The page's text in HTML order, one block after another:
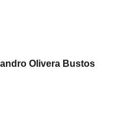
Olivera Bustos